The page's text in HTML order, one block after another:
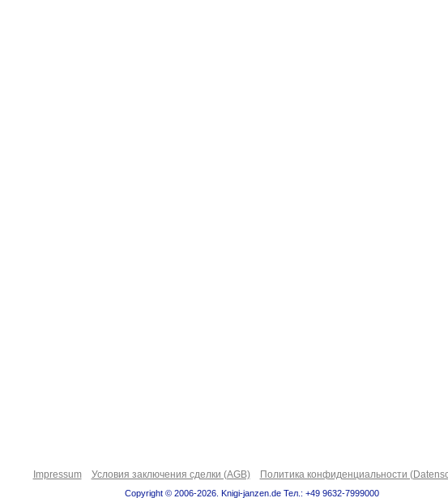
Impressum Условия заключения сделки (AGB) Политика конфиденциальности
Copyright © 2006-2026. Knigi-janzen.de Тел.: +49 9632-7999000